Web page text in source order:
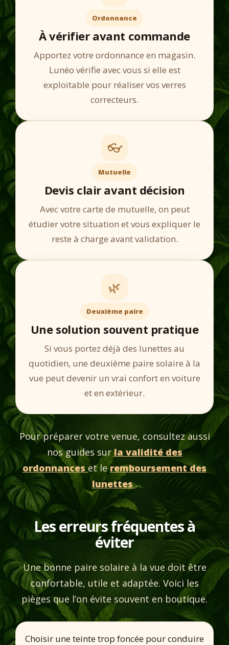
Ordonnance
À vérifier avant commande
Apportez votre ordonnance en magasin.
Lunéo vérifie avec vous si elle est
exploitable pour réaliser vos verres
correcteurs.
👓
Mutuelle
Devis clair avant décision
Avec votre carte de mutuelle, on peut
étudier votre situation et vous expliquer le
reste à charge avant validation.
🌿
Deuxième paire
Une solution souvent pratique
Si vous portez déjà des lunettes au
quotidien, une deuxième paire solaire à la
vue peut devenir un vrai confort en voiture
et en extérieur.
Pour préparer votre venue, consultez aussi
nos guides surla validité des
ordonnances et leremboursement des
lunettes.
Les erreurs fréquentes à
éviter
Une bonne paire solaire à la vue doit être
confortable, utile et adaptée. Voici les
pièges que l’on évite souvent en boutique.
Choisir une teinte trop foncée pour conduire